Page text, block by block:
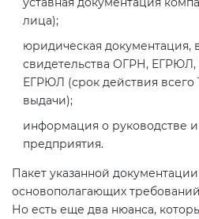
лица);
юридическая документация,
свидетельства ОГРН,
ЕГРЮЛ (срок действия всего
выдачи);
информация о руководстве и
предприятия.
Пакет указанной
основополагающих
Но есть еще два нюанса,